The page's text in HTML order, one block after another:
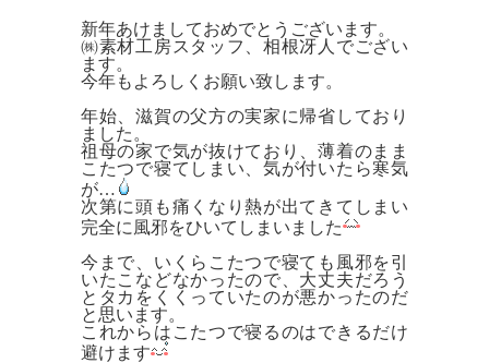
新年あけましておめでとうございます。
㈱素材工房スタッフ、相根冴人でござい
ます。
今年もよろしくお願い致します。
年始、滋賀の父方の実家に帰省しており
ました。
祖母の家で気が抜けており、薄着のまま
こたつで寝てしまい、気が付いたら寒気
が…
次第に頭も痛くなり熱が出てきてしまい
完全に 風邪をひいてしまいました
今まで、いくらこたつで寝ても風邪を引
いたこなどなかったので、大丈夫だろう
とタカをくくっていたのが悪かったのだ
と思います。
これからはこたつで寝るのはできるだけ
避けます
よくある質問
イベント案内
自然素材の特長
取扱い商品を決める際のこだわり
初めてのお取引となるお客様